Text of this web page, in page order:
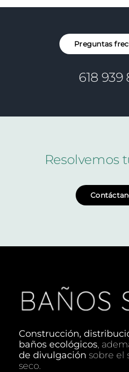
Preguntas
618 939
Resolvemos
Construcción,
baños ecológicos,
de divulgación sobre el
seco.